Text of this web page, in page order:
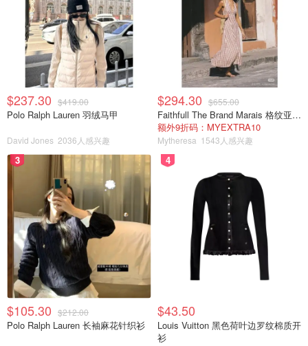
$237.30 $419.00
Polo Ralph Lauren 羽绒马甲
David Jones 2036人感兴趣
$294.30 $655.00
Faithfull The Brand Marais 格纹亚麻吊带中长连衣裙
额外9折码：MYEXTRA10
Mytheresa 1543人感兴趣
3
$105.30 $212.00
Polo Ralph Lauren 长袖麻花针织衫
4
$43.50
Louis Vuitton 黑色荷叶边罗纹棉质开
衫